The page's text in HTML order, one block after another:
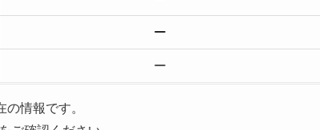
ー
ー
情報です。